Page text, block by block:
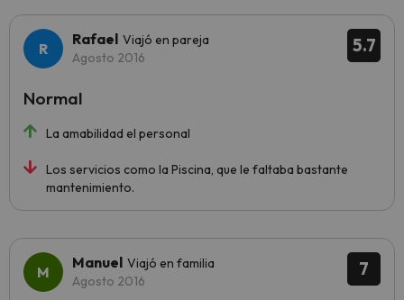
5.7
Rafael Viajó en pareja
Agosto 2016
La amabilidad el personal
Los servicios como la Piscina, que le faltaba bastante
mantenimiento.
Normal
7
Manuel Viajó en familia
Agosto 2016